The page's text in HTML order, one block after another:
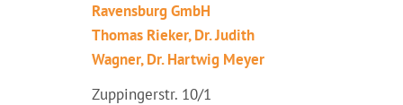
Ravensburg GmbH
Thomas Rieker, Dr. Judith
Wagner, Dr. Hartwig Meyer
Zuppingerstr. 10/1